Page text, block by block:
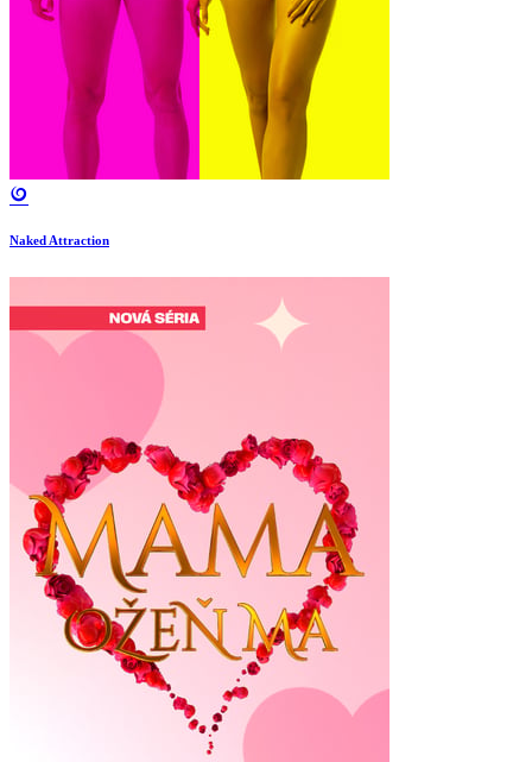
Naked Attraction